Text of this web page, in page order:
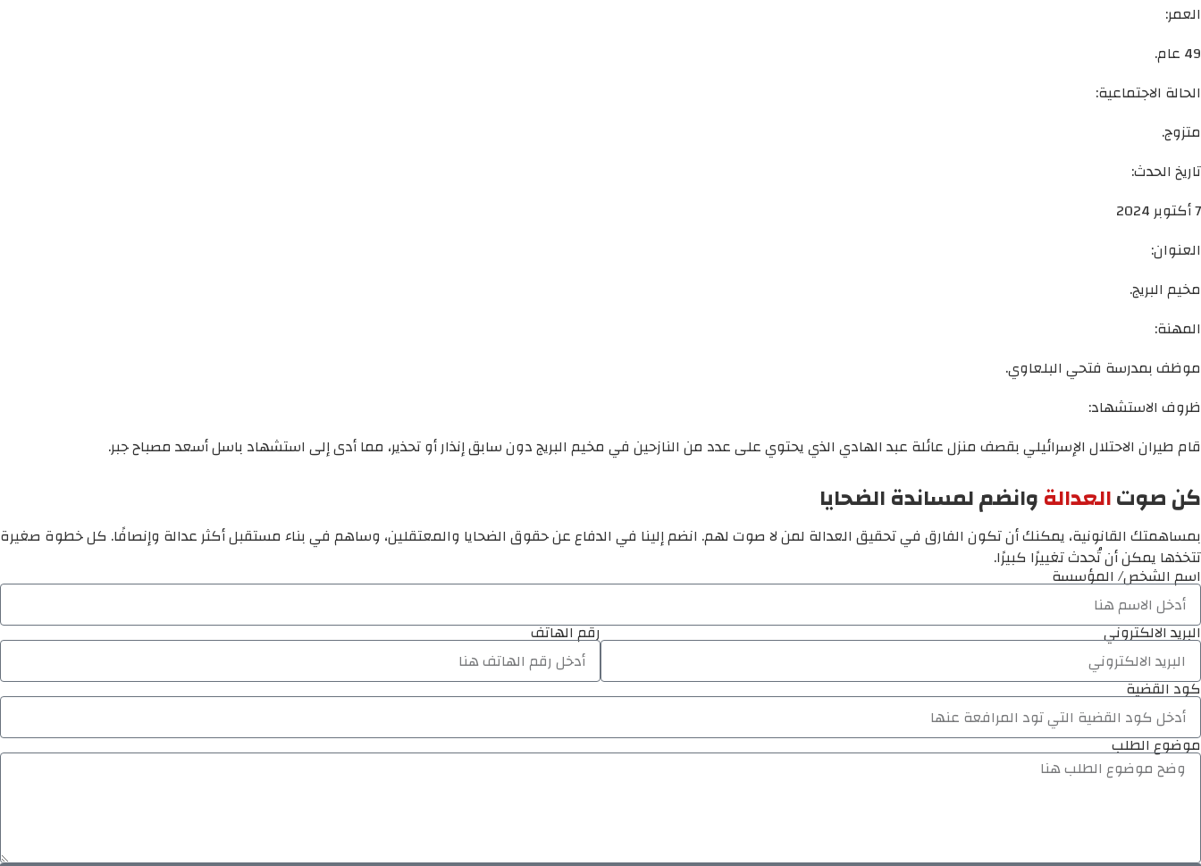
العمر:
49 عام.
الحالة الاجتماعية:
متزوج.
تاريخ الحدث:
7 أكتوبر 2024
العنوان:
مخيم البريج.
المهنة:
موظف بمدرسة فتحي البلعاوي.
ظروف الاستشهاد:
قام طيران الاحتلال الإسرائيلي بقصف منزل عائلة عبد الهادي الذي يحتوي على عدد من النازحين في مخيم البريج دون سابق إنذار أو تحذير، مما أدى إلى استشهاد باسل أسعد مصباح جبر.
كن صوتالعدالةوانضم لمساندة الضحايا
بمساهمتك القانونية، يمكنك أن تكون الفارق في تحقيق العدالة لمن لا صوت لهم. انضم إلينا في الدفاع عن حقوق الضحايا والمعتقلين، وساهم في بناء مستقبل أكثر عدالة وإنصافًا. كل خطوة صغيرة
تتخذها يمكن أن تُحدث تغييرًا كبيرًا.
اسم الشخص/ المؤسسة
البريد الالكتروني رقم الهاتف
كود القضية
موضوع الطلب